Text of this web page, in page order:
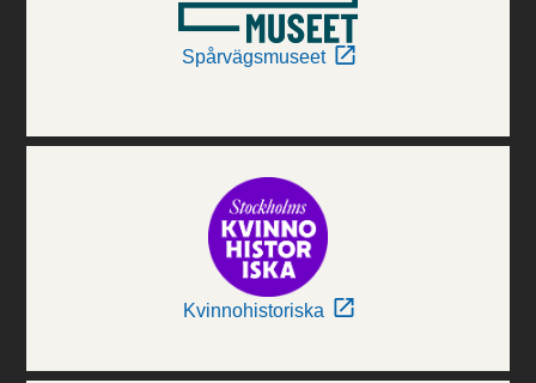
Spårvägsmuseet
Kvinnohistoriska